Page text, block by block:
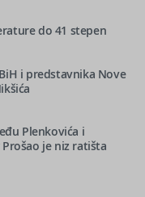
do 41 stepen
i predstavnika Nove
Plenkovića i
je niz ratišta